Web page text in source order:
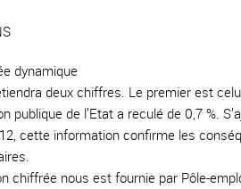
dynamique
deux chiffres. Le premier est
publique de l’Etat a reculé de 0,7 %.
cette information confirme les
chiffrée nous est fournie par Pôle-